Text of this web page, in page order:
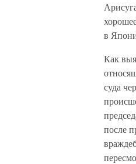
в
Как
суда
после